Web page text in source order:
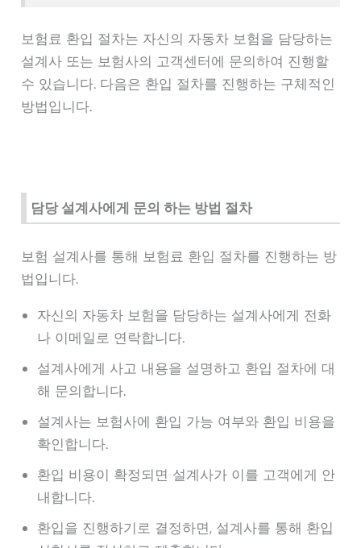
보험료 환입 절차는 자신의 자동차 보험을 담당하는
설계사 또는 보험사의 고객센터에 문의하여 진행할
수 있습니다. 다음은 환입 절차를 진행하는 구체적인
방법입니다.
담당 설계사에게 문의 하는 방법 절차
보험 설계사를 통해 보험료 환입 절차를 진행하는 방
법입니다.
자신의 자동차 보험을 담당하는 설계사에게 전화
나 이메일로 연락합니다.
설계사에게 사고 내용을 설명하고 환입 절차에 대
해 문의합니다.
설계사는 보험사에 환입 가능 여부와 환입 비용을
확인합니다.
환입 비용이 확정되면 설계사가 이를 고객에게 안
내합니다.
환입을 진행하기로 결정하면, 설계사를 통해 환입